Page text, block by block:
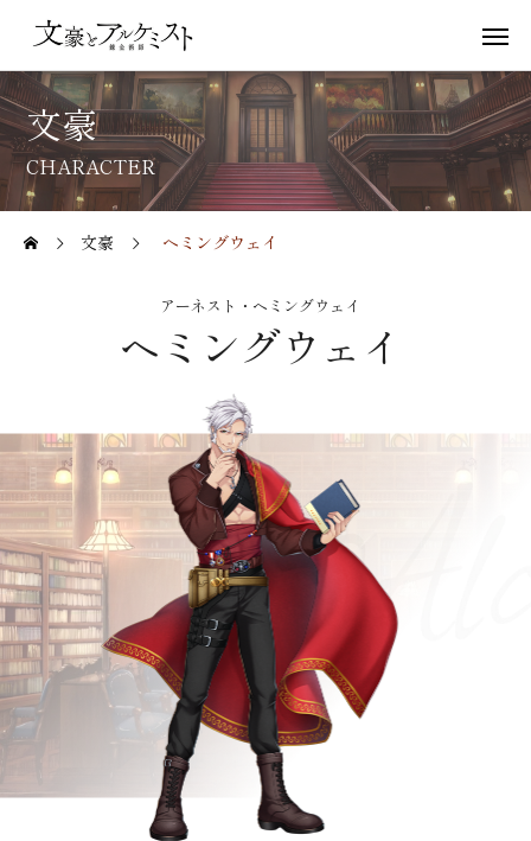
文豪
CHARACTER
文豪 ヘミングウェイ
ヘミングウェイ
アーネスト・ヘミングウェイ